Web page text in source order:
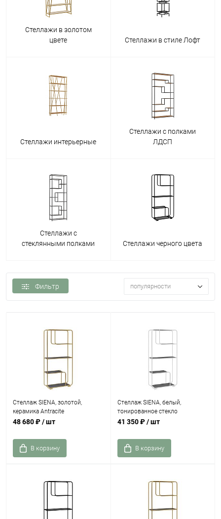
Стеллажи в золотом
цвете
Стеллажи в стиле Лофт
Стеллажи интерьерные
Стеллажи с полками
ЛДСП
Стеллажи с
стеклянными полками
Стеллажи черного цвета
Фильтр популярности
Стеллаж SIENA, золотой,
керамика Antracite
48 680 ₽/ шт
В корзину
Стеллаж SIENA, белый,
тонированное стекло
41 350 ₽/ шт
В корзину